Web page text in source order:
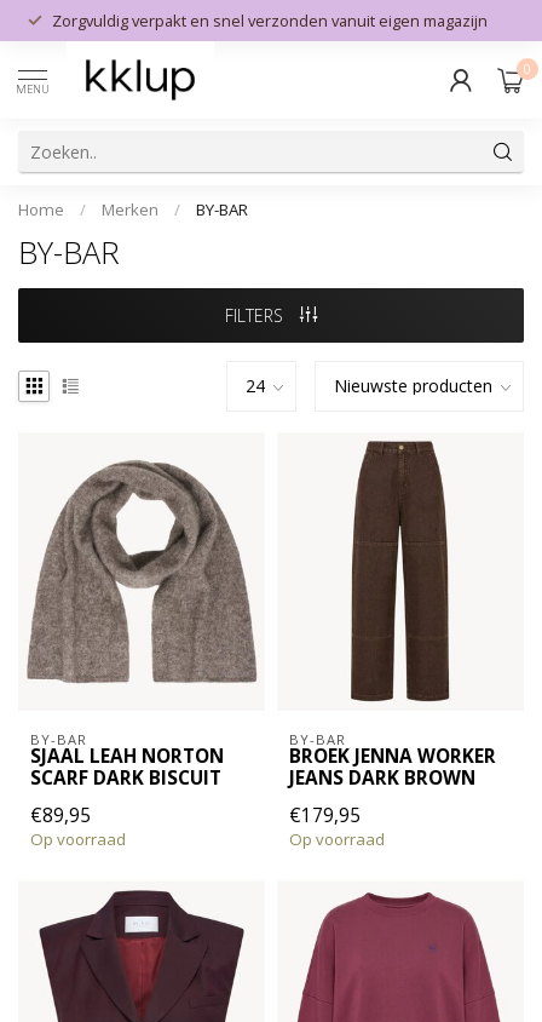
Zorgvuldig verpakt en snel verzonden vanuit eigen magazijn
MENU
0
Home / Merken / BY-BAR
BY-BAR
FILTERS
BY-BAR
SJAAL LEAH NORTON
SCARF DARK BISCUIT
€89,95
Op voorraad
BY-BAR
BROEK JENNA WORKER
JEANS DARK BROWN
€179,95
Op voorraad